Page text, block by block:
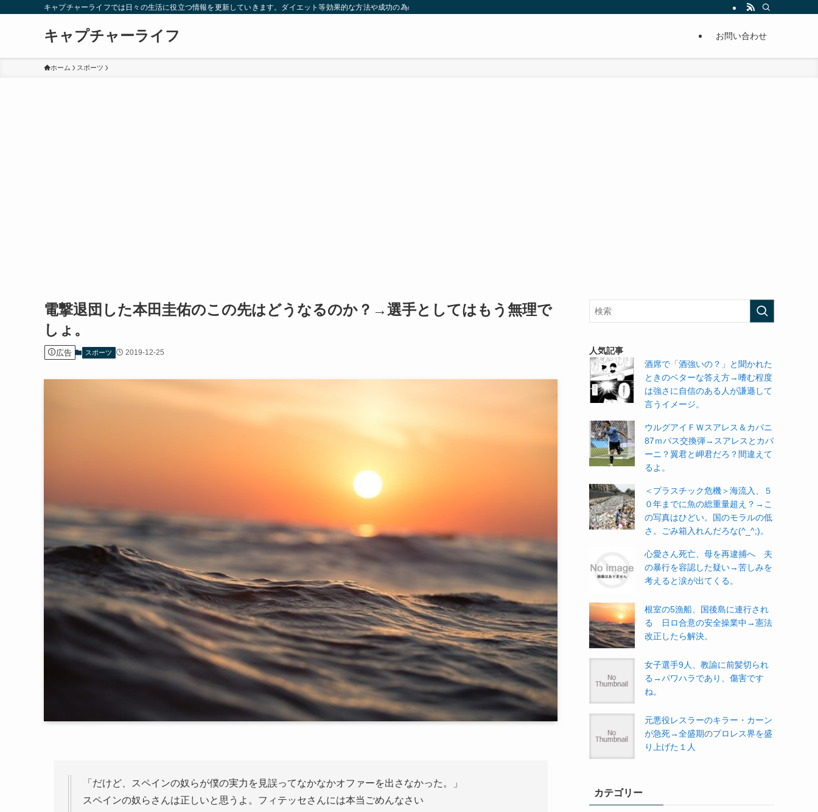
キャプチャーライフでは日々の生活に役立つ情報を更新していきます。ダイエット等効果的な方法や成功の為の秘訣等。太ったり悩んでいる方々が簡単に痩せることが出来るように分かりやすくまとめています。
キャプチャーライフ お問い合わせ
ホーム スポーツ
電撃退団した本田圭佑のこの先はどうなるのか？→選手としてはもう無理で
しょ。
広告 スポーツ 2019-12-25
「だけど、スペインの奴らが僕の実力を見誤ってなかなかオファーを出さなかった。」
スペインの奴らさんは正しいと思うよ。フィテッセさんには本当ごめんなさい
人気記事
酒席で「酒強いの？」と聞かれた
ときのベターな答え方→嗜む程度
は強さに自信のある人が謙遜して
言うイメージ。
ウルグアイＦＷスアレス＆カバニ
87ｍパス交換弾→スアレスとカバ
ーニ？翼君と岬君だろ？間違えて
るよ。
＜プラスチック危機＞海流入、５
０年までに魚の総重量超え？→こ
の写真はひどい。国のモラルの低
さ。ごみ箱入れんだろな(^_^;)。
心愛さん死亡、母を再逮捕へ 夫
の暴行を容認した疑い→苦しみを
考えると涙が出てくる。
根室の5漁船、国後島に連行され
る 日ロ合意の安全操業中→憲法
改正したら解決。
女子選手9人、教諭に前髪切られ
る→パワハラであり、傷害です
ね。
元悪役レスラーのキラー・カーン
が急死→全盛期のプロレス界を盛
り上げた１人
カテゴリー